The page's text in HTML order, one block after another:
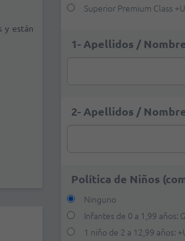
y están
Superior Premium Class +
1- Apellidos /
2- Apellidos /
Política de Niños
Ninguno
Infantes de 0 a 1,99 años:
1 niño de 2 a 12,99 años: +